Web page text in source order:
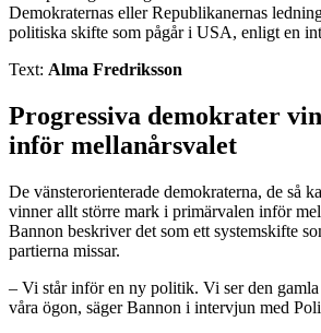
Demokraternas eller Republikanernas
politiska skifte som pågår i USA, enligt en
Text: Alma Fredriksson
Progressiva demokrater
inför mellanårsvalet
De vänsterorienterade demokraterna, de så
vinner allt större mark i primärvalen inför
Bannon beskriver det som ett systemskifte
partierna missar.
– Vi står inför en ny politik. Vi ser den
våra ögon, säger Bannon i intervjun med